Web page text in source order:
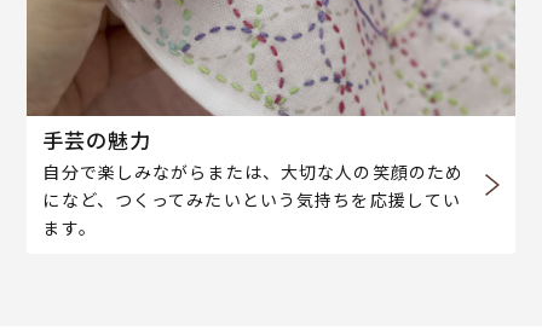
手芸の魅力
自分で楽しみながらまたは、大切な人の笑顔のため
になど、つくってみたいという気持ちを応援してい
ます。